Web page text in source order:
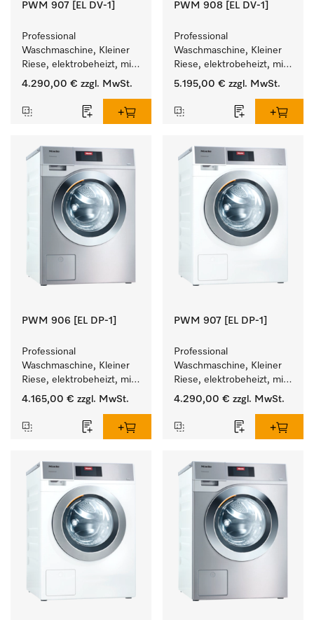
PWM 907 [EL DV-1]
Professional
Waschmaschine, Kleiner
Riese, elektrobeheizt, mit
Ablaufventil und
Programmen.
Leistung 7 kg  in 49 min .
4.290,00 € zzgl. MwSt.
PWM 908 [EL DV-1]
Professional
Waschmaschine, Kleiner
Riese, elektrobeheizt, mit
Ablaufventil und
Programmen.
Leistung 8 kg  in 49 min .
5.195,00 € zzgl. MwSt.
PWM 906 [EL DP-1]
Professional
Waschmaschine, Kleiner
Riese, elektrobeheizt, mit
Ablaufpumpe und
Programmen.
Leistung 6 kg  in 49 min .
4.165,00 € zzgl. MwSt.
PWM 907 [EL DP-1]
Professional
Waschmaschine, Kleiner
Riese, elektrobeheizt, mit
Ablaufpumpe und
Programmen.
Leistung 7 kg  in 49 min .
4.290,00 € zzgl. MwSt.